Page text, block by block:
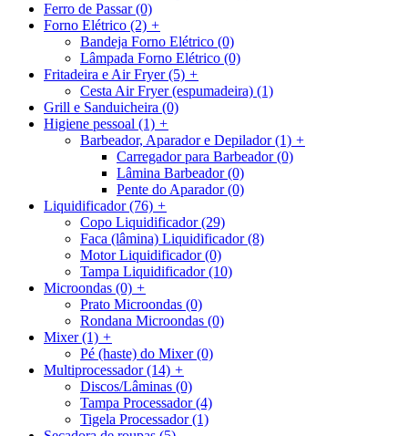
Ferro de Passar(0)
Forno Elétrico (2) +
Bandeja Forno Elétrico (0)
Lâmpada Forno Elétrico (0)
Fritadeira e Air Fryer(5) +
Cesta Air Fryer (espumadeira) (1)
Grill e Sanduicheira (0)
Higiene pessoal (1) +
Barbeador, Aparador e Depilador(1) +
Carregador para Barbeador(0)
Lâmina Barbeador(0)
Pente do Aparador(0)
Liquidificador(76) +
Copo Liquidificador(29)
Faca (lâmina) Liquidificador(8)
Motor Liquidificador(0)
Tampa Liquidificador(10)
Microondas (0) +
Prato Microondas (0)
Rondana Microondas (0)
Mixer(1) +
Pé (haste) do Mixer(0)
Multiprocessador(14) +
Discos/Lâminas (0)
Tampa Processador(4)
Tigela Processador(1)